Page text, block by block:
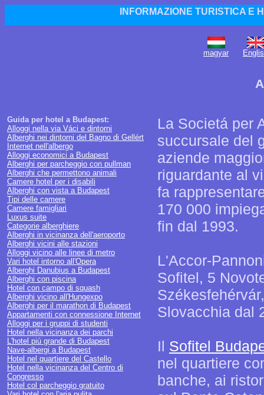
INFORMAZIONE TURISTICA E
magyar
Guida per hotel a Budapest:
Alloggi nella via Váci e dintorni
Alberghi nei dintorni del Bagno di Gellért
Internet nell'albergo
Alloggi economici a Budapest
Alberghi per parcheggio con pullman
Alberghi che permettono animali
Camere hotel per i disabili
Alberghi con vista a Budapest
Tipi delle camere
Camere famigliari
Luxus suite
Categorie alberghiere
Alberghi in vicinanza dell'aeroporto
Alberghi vicini alle stazioni
Alloggi vicino alle linee di metro
Vari hotel intorno all'Opera
Alberghi Danubius a Budapest
Alberghi con piscina
Hotel con campo di squash
Alberghi vicino all'Hungexpo
Alberghi per il marathon di Budapest
Appartamenti con connessione Internet
Alloggi per i gruppi di studenti
Hotel nella vicinanza dei parchi
L'hotel piú grande di Budapest
Nave-albergi a Budapest
Hotel nel quartiere del Castello
Hotel nella vicinanza del Centro di
Congresso
Hotel col parcheggio gratuito
La Societá per
succursale del
aziende
riguardante al
fa
170 000
fin dal 1993.
L'Accor-
Sofitel, 5
Slovacchia dal
Il Sofitel
nel quartiere
banche, ai